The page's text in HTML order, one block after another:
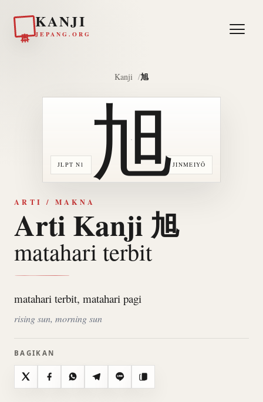
KANJI
JEPANG.ORG
Kanji 旭
JLPT N1 JINMEIYŌ
旭
ARTI / MAKNA
Arti Kanji 旭
matahari terbit
matahari terbit, matahari pagi
rising sun, morning sun
BAGIKAN
X FacebookWhatsAppTelegramLine Salin